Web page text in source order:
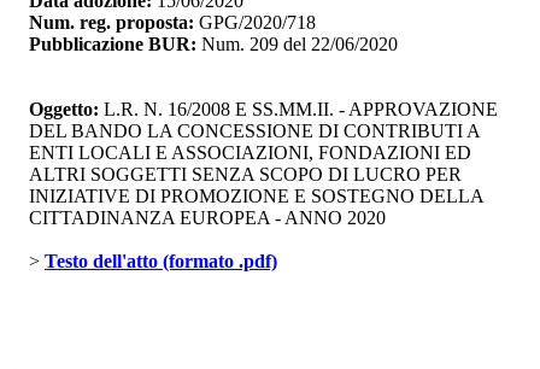
Num. reg. proposta: GPG/2020/718
Pubblicazione BUR: Num. 209 del 22/06/2020
Oggetto: L.R. N. 16/2008 E SS.MM.II. - APPROVAZIONE
DEL BANDO LA CONCESSIONE DI CONTRIBUTI A
ENTI LOCALI E ASSOCIAZIONI, FONDAZIONI ED
ALTRI SOGGETTI SENZA SCOPO DI LUCRO PER
INIZIATIVE DI PROMOZIONE E SOSTEGNO DELLA
CITTADINANZA EUROPEA - ANNO 2020
> Testo dell'atto (formato .pdf)